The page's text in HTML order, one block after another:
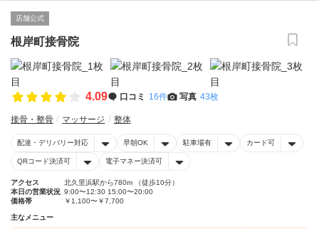
店舗公式
根岸町接骨院
4.09 口コミ 16件 写真 43枚
接骨・整骨 マッサージ 整体
配達・デリバリー対応 早朝OK 駐車場有 カード可
QRコード決済可 電子マネー決済可
アクセス
北久里浜駅から780m （徒歩10分）
本日の営業状況 9:00〜12:30 15:00〜20:00
価格帯
￥1,100〜￥7,700
主なメニュー